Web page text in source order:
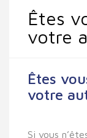
Êtes
votre
Êtes
votre
Si vous